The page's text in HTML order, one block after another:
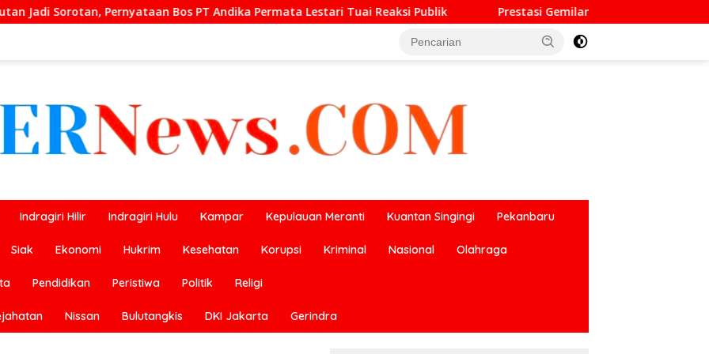
PT Andika Permata Lestari Tuai Reaksi Publik Prestasi Gemilang O2SN, UPT SMP Negeri 2 Bangkinang Kota
Indragiri Hilir Indragiri Hulu Kampar Kepulauan Meranti Kuantan Singingi Pekanbaru
Siak Ekonomi Hukrim Kesehatan Korupsi Kriminal Nasional Olahraga
Pendidikan Peristiwa Politik Religi
Nissan Bulutangkis DKI Jakarta Gerindra